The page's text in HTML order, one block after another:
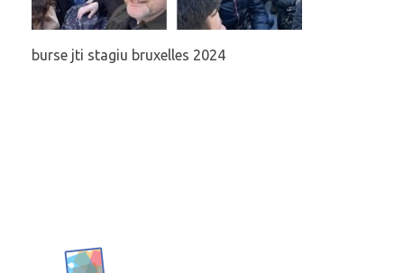
burse jti stagiu bruxelles 2024